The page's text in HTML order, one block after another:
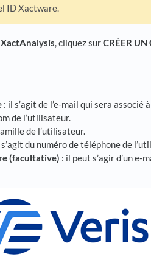
ID Xactware.
, cliquez surCRÉER UN
: il s’agit de l’e-mail qui sera associé
de l’utilisateur.
de l’utilisateur.
s’agit du numéro de téléphone de
(facultative) : il peut s’agir d’un